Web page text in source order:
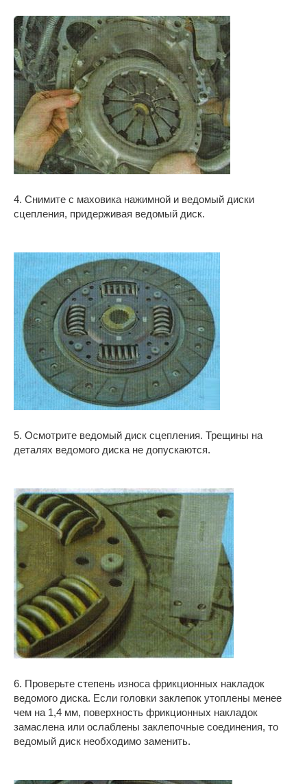
4. Снимите с маховика нажимной и ведомый диски
сцепления, придерживая ведомый диск.
5. Осмотрите ведомый диск сцепления. Трещины на
деталях ведомого диска не допускаются.
6. Проверьте степень износа фрикционных накладок
ведомого диска. Если головки заклепок утоплены менее
чем на 1,4 мм, поверхность фрикционных накладок
замаслена или ослаблены заклепочные соединения, то
ведомый диск необходимо заменить.